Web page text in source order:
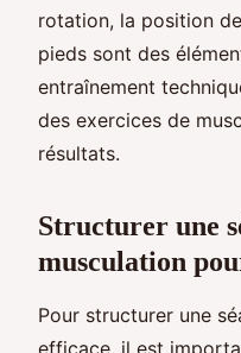
rotation, la position
pieds sont des
entraînement
des exercices de
résultats.
Structurer une
musculation
Pour structurer une
efficace, il est